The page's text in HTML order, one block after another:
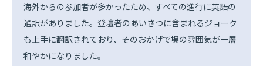
海外からの参加者が多かったため、すべての進行に英語の
通訳がありました。登壇者のあいさつに含まれるジョーク
も上手に翻訳されており、そのおかげで場の雰囲気が一層
和やかになりました。